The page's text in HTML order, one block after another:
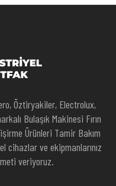
Öztiryakiler, Electrolux,
Bulaşık Makinesi Fırın
Ürünleri Tamir Bakım
cihazlar ve ekipmanlarınız
veriyoruz.